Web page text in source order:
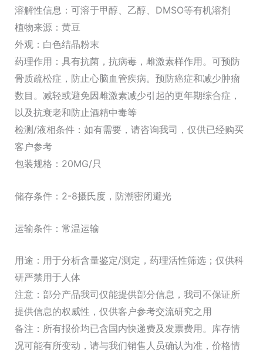
溶解性信息：可溶于甲醇、乙醇、DMSO等有机溶剂
植物来源：黄豆
外观：白色结晶粉末
药理作用：具有抗菌，抗病毒，雌激素样作用。可预防
骨质疏松症，防止心脑血管疾病。预防癌症和减少肿瘤
数目。减轻或避免因雌激素减少引起的更年期综合症，
以及抗衰老和防止酒精中毒等
检测/液相条件：如有需要，请咨询我司，仅供已经购买
客户参考
包装规格：20MG/只
储存条件：2-8摄氏度，防潮密闭避光
运输条件：常温运输
用途：用于分析含量鉴定/测定，药理活性筛选；仅供科
研严禁用于人体
注意：部分产品我司仅能提供部分信息，我司不保证所
提供信息的权威性，仅供客户参考交流研究之用
备注：所有报价均已含国内快递费及发票费用。库存情
况可能有所变动，请与我们销售人员确认为准，价格情